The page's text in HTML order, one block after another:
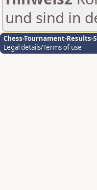
und sind in
Chess-Tournament-Results-
Legal details/Terms of use